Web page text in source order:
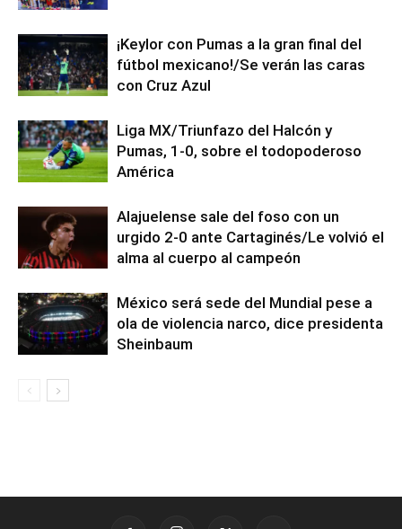
¡Keylor con Pumas a la gran final del
fútbol mexicano!/Se verán las caras
con Cruz Azul
Liga MX/Triunfazo del Halcón y
Pumas, 1-0, sobre el todopoderoso
América
Alajuelense sale del foso con un
urgido 2-0 ante Cartaginés/Le volvió el
alma al cuerpo al campeón
México será sede del Mundial pese a
ola de violencia narco, dice presidenta
Sheinbaum